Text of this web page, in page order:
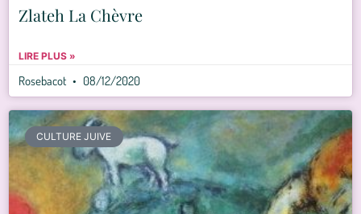
Zlateh La Chèvre
LIRE PLUS »
Rosebacot 08/12/2020
CULTURE JUIVE